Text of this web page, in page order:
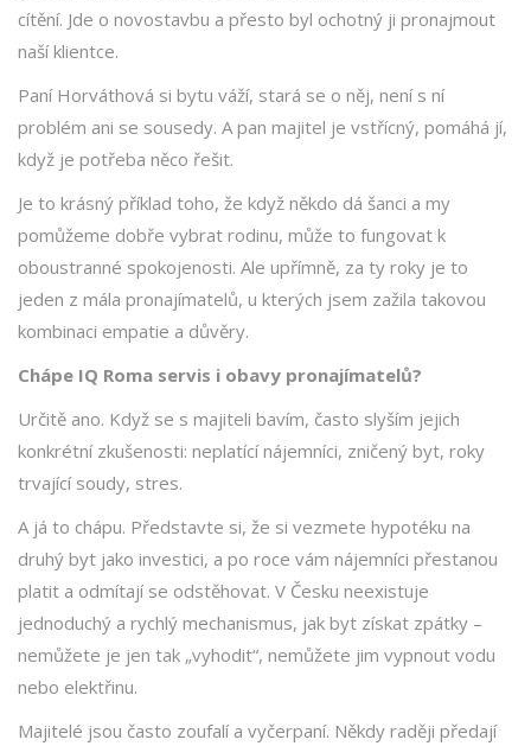
cítění. Jde o novostavbu a přesto byl ochotný ji pronajmout
naší klientce.
Paní Horváthová si bytu váží, stará se o něj, není s ní
problém ani se sousedy. A pan majitel je vstřícný, pomáhá jí,
když je potřeba něco řešit.
Je to krásný příklad toho, že když někdo dá šanci a my
pomůžeme dobře vybrat rodinu, může to fungovat k
oboustranné spokojenosti. Ale upřímně, za ty roky je to
jeden z mála pronajímatelů, u kterých jsem zažila takovou
kombinaci empatie a důvěry.
Chápe IQ Roma servis i obavy pronajímatelů?
Určitě ano. Když se s majiteli bavím, často slyším jejich
konkrétní zkušenosti: neplatící nájemníci, zničený byt, roky
trvající soudy, stres.
A já to chápu. Představte si, že si vezmete hypotéku na
druhý byt jako investici, a po roce vám nájemníci přestanou
platit a odmítají se odstěhovat. V Česku neexistuje
jednoduchý a rychlý mechanismus, jak byt získat zpátky –
nemůžete je jen tak „vyhodit“, nemůžete jim vypnout vodu
nebo elektřinu.
Majitelé jsou často zoufalí a vyčerpaní. Někdy raději předají